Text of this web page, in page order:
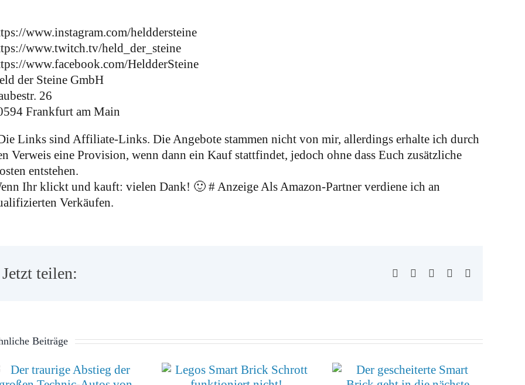
www.instagram.com/helddersteine
www.twitch.tv/held_der_steine
www.facebook.com/HeldderSteine
der Steine GmbH
26
Frankfurt am Main
Links sind Affiliate-Links. Die Angebote stammen nicht von mir, allerdings erhalte ich durch
Verweis eine Provision, wenn dann ein Kauf stattfindet, jedoch ohne dass Euch zusätzliche
entstehen.
Ihr klickt und kauft: vielen Dank! 🙂 # Anzeige Als Amazon-Partner verdiene ich an
Verkäufen.
Jetzt teilen: Facebook WhatsApp
Pinterest
Beiträge